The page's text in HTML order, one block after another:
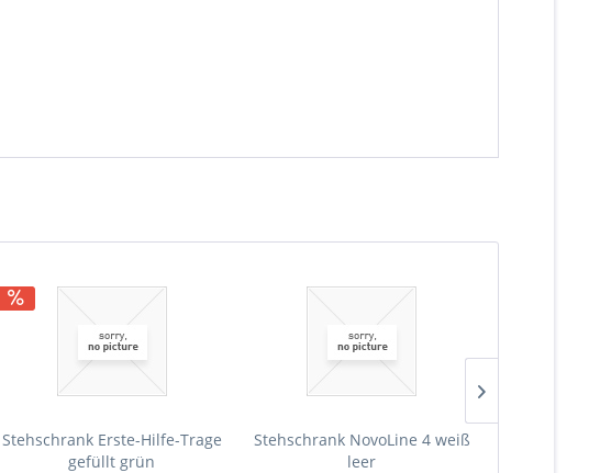
Stehschrank Erste-Hilfe-Trage
gefüllt grün
Stehschrank NovoLine 4 weiß
leer